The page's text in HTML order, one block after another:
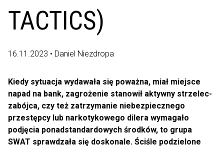
TACTICS)
16.11.2023 • Daniel Niezdropa
Kiedy sytuacja wydawała się poważna, miał miejsce
napad na bank, zagrożenie stanowił aktywny strzelec-
zabójca, czy też zatrzymanie niebezpiecznego
przestępcy lub narkotykowego dilera wymagało
podjęcia ponadstandardowych środków, to grupa
SWAT sprawdzała się doskonale. Ściśle podzielone